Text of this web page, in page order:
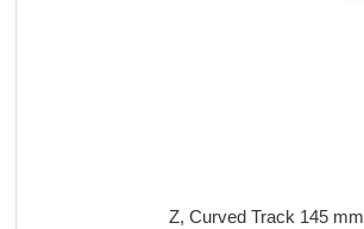
Z, Curved Track 145 mm